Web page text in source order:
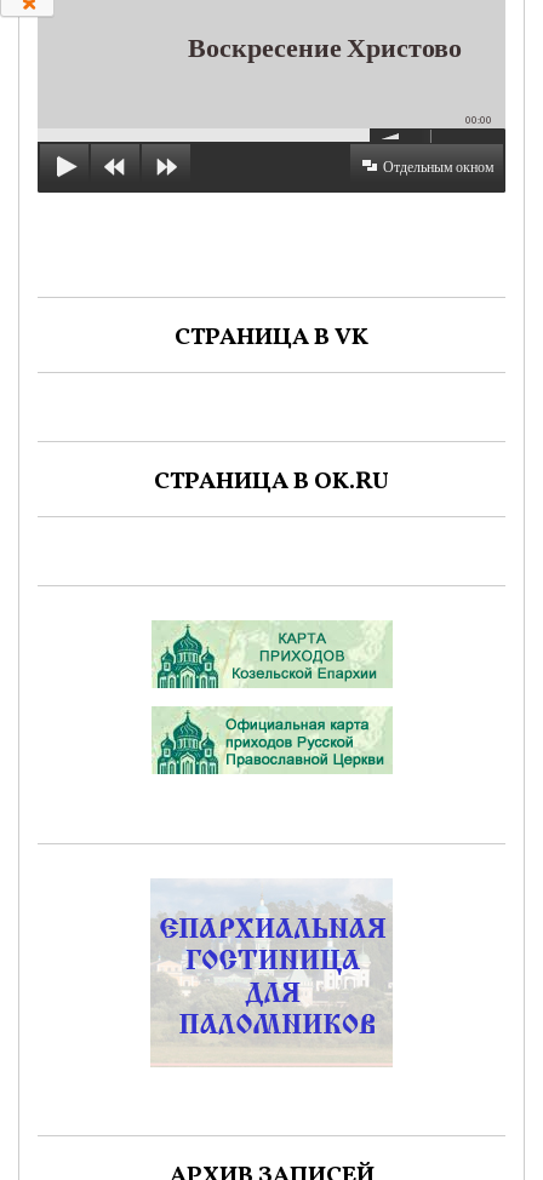
Воскресение Христово
00:00
Отдельным окном
СТРАНИЦА В VK
СТРАНИЦА В OK.RU